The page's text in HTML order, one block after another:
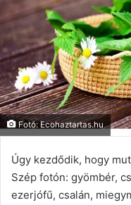
Fotó: Ecohaztartas.hu
Úgy kezdődik, hogy
Szép fotón: gyömbér,
ezerjófű, csalán,